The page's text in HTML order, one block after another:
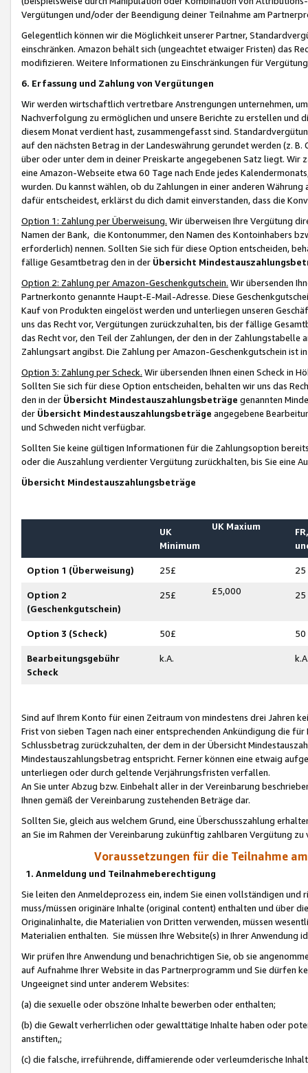
Vergütungen und/oder der Beendigung deiner Teilnahme am
Gelegentlich können wir die Möglichkeit unserer Partner,
einschränken. Amazon behält sich (ungeachtet etwaiger Fristen) das
modifizieren. Weitere Informationen zu Einschränkungen für
6. Erfassung und Zahlung von Vergütungen
Wir werden wirtschaftlich vertretbare Anstrengungen unternehmen,
Nachverfolgung zu ermöglichen und unsere Berichte zu erstellen und
diesem Monat verdient hast, zusammengefasst sind.
auf den nächsten Betrag in der Landeswährung gerundet werden (z.
über oder unter dem in deiner Preiskarte angegebenen Satz liegt.
eine Amazon-Webseite etwa 60 Tage nach Ende jedes
wurden. Du kannst wählen, ob du Zahlungen in einer anderen
dafür entscheidest, erklärst du dich damit einverstanden, dass die
Option 1: Zahlung per Überweisung. Wir überweisen Ihre Vergütung
Namen der Bank, die Kontonummer, den Namen des Kontoinhabers
erforderlich) nennen. Sollten Sie sich für diese Option entscheiden,
fällige Gesamtbetrag den in der Übersicht
Option 2: Zahlung per Amazon-Geschenkgutschein. Wir übersenden
Partnerkonto genannte Haupt-E-Mail-Adresse. Diese
Kauf von Produkten eingelöst werden und unterliegen unseren
uns das Recht vor, Vergütungen zurückzuhalten, bis der fällige
das Recht vor, den Teil der Zahlungen, der den in der
Zahlungsart angibst. Die Zahlung per Amazon-Geschenkgutschein ist
Option 3: Zahlung per Scheck. Wir übersenden Ihnen einen Scheck in
Sollten Sie sich für diese Option entscheiden, behalten wir uns das
den in der Übersicht Mindestauszahlungsbeträge genannten
der Übersicht Mindestauszahlungsbeträge angegebene
und Schweden nicht verfügbar.
Sollten Sie keine gültigen Informationen für die Zahlungsoption
oder die Auszahlung verdienter Vergütung zurückhalten, bis Sie
Übersicht Mindestauszahlungsbeträge
UK
Minimum
UK Maxium
Option 1 (Überweisung) 25£ 25
Option 2
(Geschenkgutschein)
25£ £5,000 25
Option 3 (Scheck) 50£ 50
Bearbeitungsgebühr
Scheck
k.A.
Sind auf Ihrem Konto für einen Zeitraum von mindestens drei Jahren
Frist von sieben Tagen nach einer entsprechenden Ankündigung die
Schlussbetrag zurückzuhalten, der dem in der Übersicht
Mindestauszahlungsbetrag entspricht. Ferner können eine etwaig
unterliegen oder durch geltende Verjährungsfristen verfallen.
An Sie unter Abzug bzw. Einbehalt aller in der Vereinbarung
Ihnen gemäß der Vereinbarung zustehenden Beträge dar.
Sollten Sie, gleich aus welchem Grund, eine Überschusszahlung
an Sie im Rahmen der Vereinbarung zukünftig zahlbaren Vergütung zu
Voraussetzungen für die Teilnahme
1. Anmeldung und Teilnahmeberechtigung
Sie leiten den Anmeldeprozess ein, indem Sie einen vollständigen
muss/müssen originäre Inhalte (original content) enthalten und über
Originalinhalte, die Materialien von Dritten verwenden, müssen
Materialien enthalten. Sie müssen Ihre Website(s) in Ihrer Anwendung
Wir prüfen Ihre Anwendung und benachrichtigen Sie, ob sie
auf Aufnahme Ihrer Website in das Partnerprogramm und Sie dürfen
Ungeeignet sind unter anderem Websites:
(a) die sexuelle oder obszöne Inhalte bewerben oder enthalten;
(b) die Gewalt verherrlichen oder gewalttätige Inhalte haben oder
anstiften,;
(c) die falsche, irreführende, diffamierende oder verleumderische